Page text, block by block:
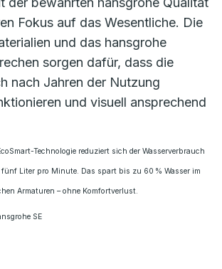
Fokus auf das Wesentliche. Die
und das hansgrohe
sorgen dafür, dass die
nach Jahren der Nutzung
und visuell ansprechend
Technologie reduziert sich der Wasserverbrauch
Liter pro Minute. Das spart bis zu 60 % Wasser im
Armaturen – ohne Komfortverlust.
SE